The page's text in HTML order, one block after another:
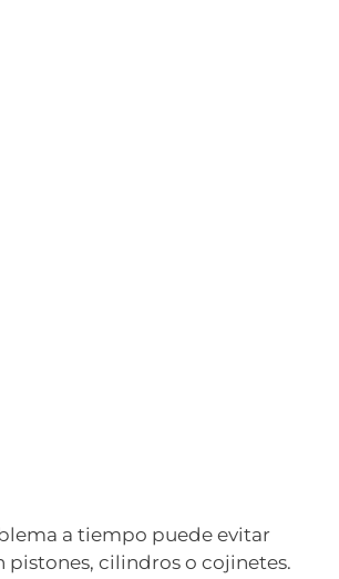
a tiempo puede evitar
pistones, cilindros o cojinetes.